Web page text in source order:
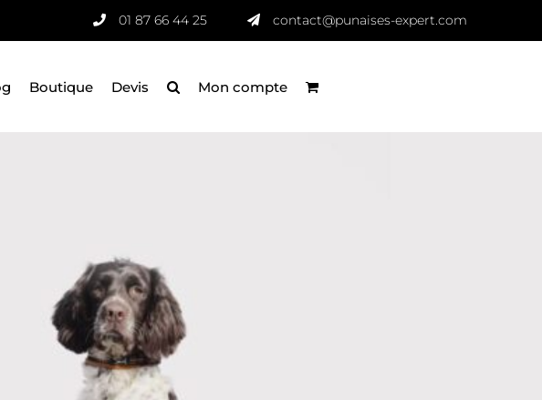
01 87 66 44 25 contact@punaises-expert.com
Boutique Devis Mon compte